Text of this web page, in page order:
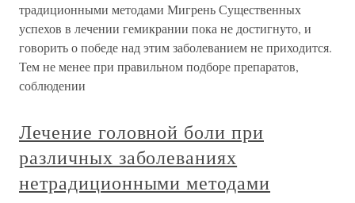
традиционными методами Мигрень Существенных
успехов в лечении гемикрании пока не достигнуто, и
говорить о победе над этим заболеванием не приходится.
Тем не менее при правильном подборе препаратов,
соблюдении
Лечение головной боли при
различных заболеваниях
нетрадиционными методами